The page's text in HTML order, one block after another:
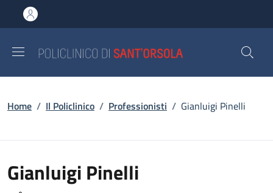
al contenuto principale
to footer content
Briciole di pane
Home / Il Policlinico / Professionisti / Gianluigi Pinelli
Gianluigi Pinelli